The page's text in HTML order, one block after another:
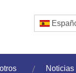
Noticias